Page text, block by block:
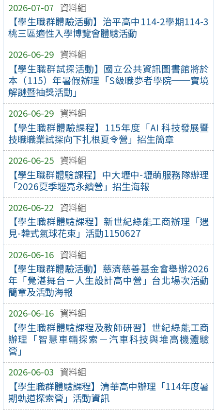
2026-07-07 資料組
【學生職群體驗活動】治平高中114-2學期114-3
桃三區適性入學博覽會體驗活動
2026-06-29 資料組
【學生職群試探活動】國立公共資訊圖書館將於
本（115）年暑假辦理「S級職夢者學院──實境
解謎暨抽獎活動」
2026-06-29 資料組
【學生職群體驗課程】115年度「AI 科技發展暨
技職職業試探向下扎根夏令營」招生簡章
2026-06-25 資料組
【學生職群體驗課程】中大壢中-壢萌服務隊辦理
「2026夏季壢亮永續營」招生海報
2026-06-22 資料組
【學生職群體驗課程】新世紀綠能工商辦理「遇
見-韓式氣球花束」活動1150627
2026-06-16 資料組
【學生職群體驗活動】慈濟慈善基金會舉辦2026
年「覺湛舞台－人生設計高中營」台北場次活動
簡章及活動海報
2026-06-16 資料組
【學生職群體驗課程及教師研習】世紀綠能工商
辦理「智慧車輛探索－汽車科技與堆高機體驗
營」
2026-06-03 資料組
【學生職群體驗課程】清華高中辦理「114年度暑
期軌道探索營」活動資訊